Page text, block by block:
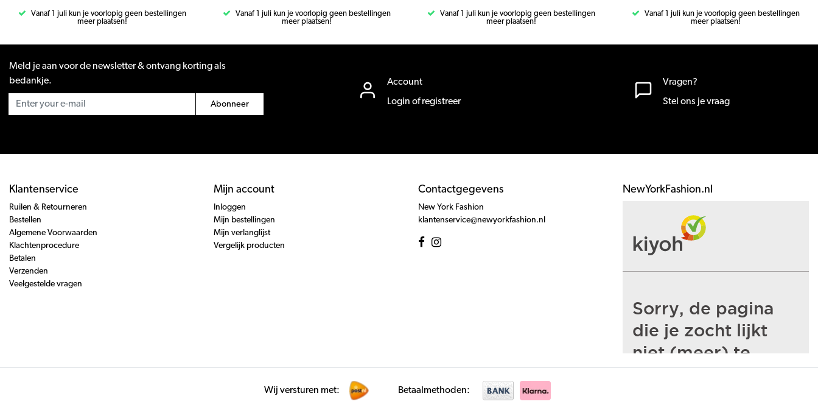
Vanaf 1 juli kun je voorlopig geen bestellingen
meer plaatsen!
Vanaf 1 juli kun je voorlopig geen bestellingen
meer plaatsen!
Vanaf 1 juli kun je voorlopig geen bestellingen
meer plaatsen!
Vanaf 1 juli kun je voorlopig geen bestellingen
meer plaatsen!
Meld je aan voor de newsletter & ontvang korting als
bedankje.
Abonneer
Account
Login of registreer
Vragen?
Stel ons je vraag
Klantenservice
Ruilen & Retourneren
Bestellen
Algemene Voorwaarden
Klachtenprocedure
Betalen
Verzenden
Veelgestelde vragen
Mijn account
Inloggen
Mijn bestellingen
Mijn verlanglijst
Vergelijk producten
Contactgegevens
New York Fashion
klantenservice@newyorkfashion.nl
NewYorkFashion.nl
Wij versturen met: Betaalmethoden: